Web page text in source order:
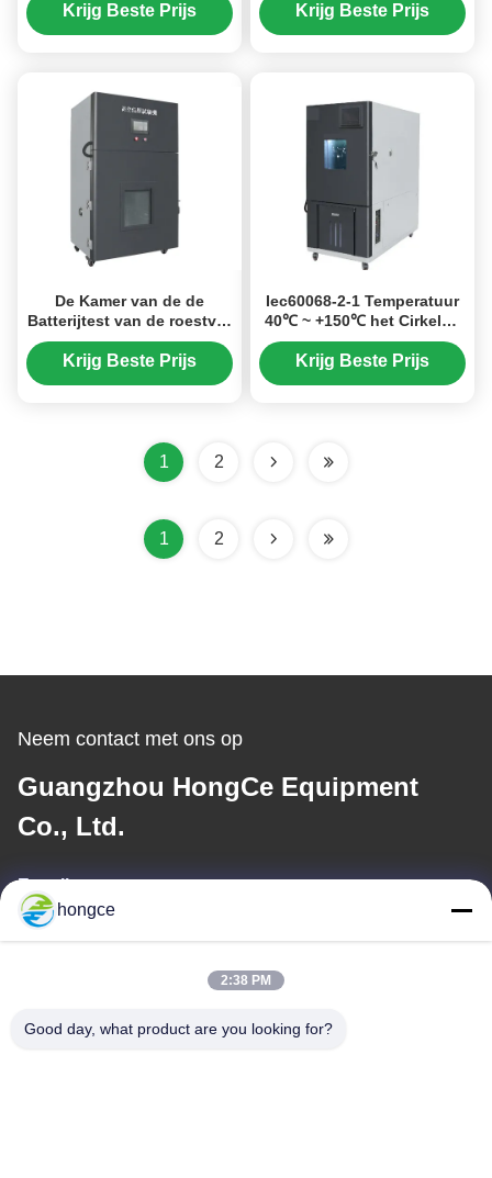
Computercontrole van het
Penetratietestsmateriaal
Krijg Beste Prijs
Thermische Schok
Thermische Misbruik met
Krijg Beste Prijs
De Kamer van de de
Batterijtest van de roestvrij
staal Lage Druk met
Digitale Vertonings
Krijg Beste Prijs
Iec60068-2-1 Temperatuur
40℃ ~ +150℃ het Cirkelen
de Vochtigheidswaaier 20%
~ 98%RH van de Testkamer
Krijg Beste Prijs
1 2
1 2
Neem contact met ons op
Guangzhou HongCe Equipment
Co., Ltd.
E-mailen
hongce
2:38 PM
Good day, what product are you looking for?